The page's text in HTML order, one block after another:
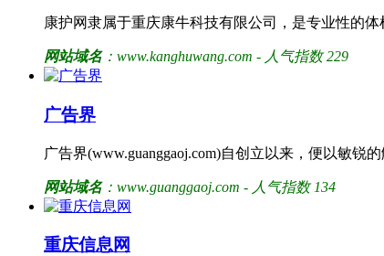
康护网隶属于重庆康牛科技有限公司，是专业性的
网站域名：www.kanghuwang.com - 人气指数 229
广告界
广告界(www.guanggaoj.com)自创立以来，便以敏
网站域名：www.guanggaoj.com - 人气指数 134
重庆信息网